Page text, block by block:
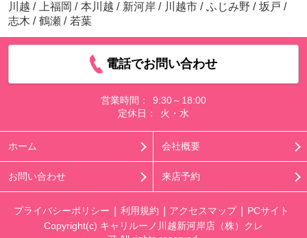
川越 / 上福岡 / 本川越 / 新河岸 / 川越市 / ふじみ野 / 坂戸 /
志木 / 鶴瀬 / 若葉
電話でお問い合わせ
営業時間：
9:30～18:00
定休日：
火・水
ホーム 会社概要
お問い合わせ 来店予約
プライバシーポリシー 利用規約 アクセスマップ
PCサイト
Copyright(c) キャリルーノ川越新河岸店（株）クレ